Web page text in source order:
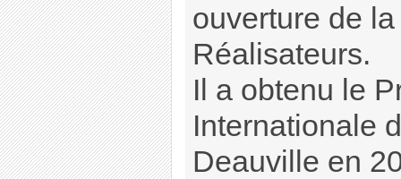
ouverture de
Réalisateurs.
Il a obtenu le
Internationale
Deauville en